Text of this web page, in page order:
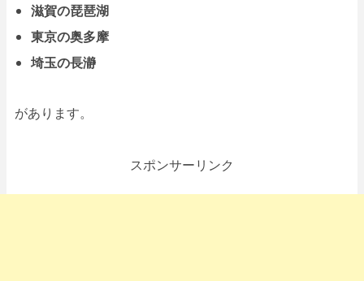
滋賀の琵琶湖
東京の奥多摩
埼玉の長瀞
があります。
スポンサーリンク